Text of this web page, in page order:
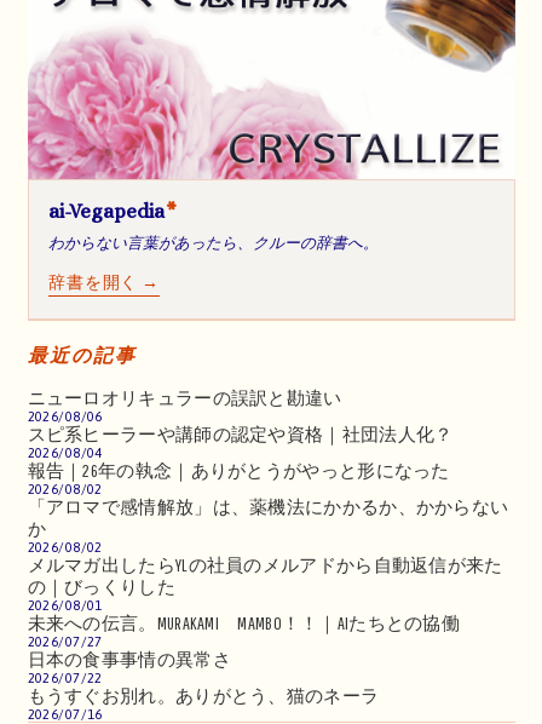
ai-Vegapedia*
わからない言葉があったら、クルーの辞書へ。
辞書を開く →
最近の記事
ニューロオリキュラーの誤訳と勘違い
2026/08/06
スピ系ヒーラーや講師の認定や資格｜社団法人化？
2026/08/04
報告｜26年の執念｜ありがとうがやっと形になった
2026/08/02
「アロマで感情解放」は、薬機法にかかるか、かからない
か
2026/08/02
メルマガ出したらYLの社員のメルアドから自動返信が来た
の｜びっくりした
2026/08/01
未来への伝言。MURAKAMI MAMBO！！｜AIたちとの協働
2026/07/27
日本の食事事情の異常さ
2026/07/22
もうすぐお別れ。ありがとう、猫のネーラ
2026/07/16